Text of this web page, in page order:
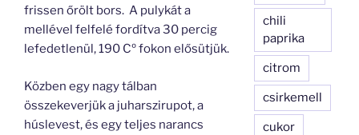
frissen őrölt bors. A pulykát a
mellével felfelé fordítva 30 percig
lefedetlenül, 190 Cº fokon elősütjük.
Közben egy nagy tálban
összekeverjük a juharszirupot, a
húslevest, és egy teljes narancs
chili
paprika
citrom
csirkemell
cukor